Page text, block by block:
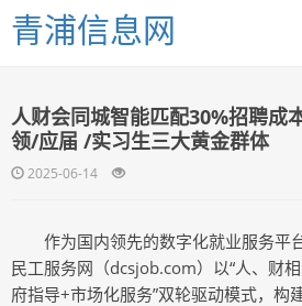
青浦信息网
人财会同城智能匹配30%招聘成
领/应届 /实习生三大黄金群体
2025-06-14
作为国内领先的数字化就业服务平台
民工服务网（dcsjob.com）以“人、财
府指导+市场化服务”双轮驱动模式，构